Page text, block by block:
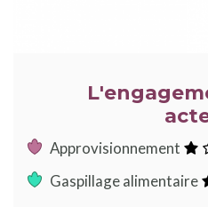
Approvisionnement
Gaspillage alimentaire